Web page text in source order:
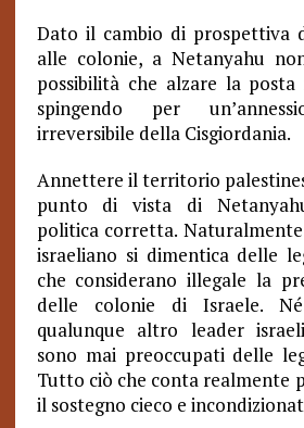
Dato il cambio di prospettiva
alle colonie, a Netanyahu
possibilità che alzare la
spingendo per
irreversibile della Cisgiordania.
Annettere il territorio
punto di vista di
politica corretta.
israeliano si dimentica delle
che considerano illegale la
delle colonie di Israele.
qualunque altro leader
sono mai preoccupati delle
Tutto ciò che conta realmente
il sostegno cieco e